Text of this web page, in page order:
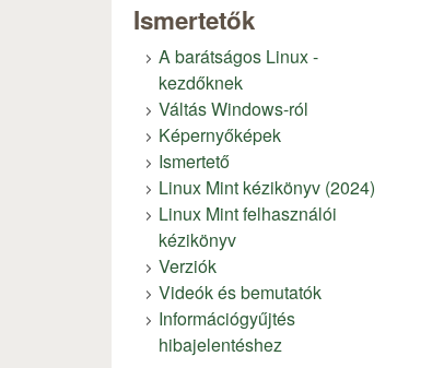
Ismertetők
A barátságos Linux -
kezdőknek
Váltás Windows-ról
Képernyőképek
Ismertető
Linux Mint kézikönyv (2024)
Linux Mint felhasználói
kézikönyv
Verziók
Videók és bemutatók
Információgyűjtés
hibajelentéshez